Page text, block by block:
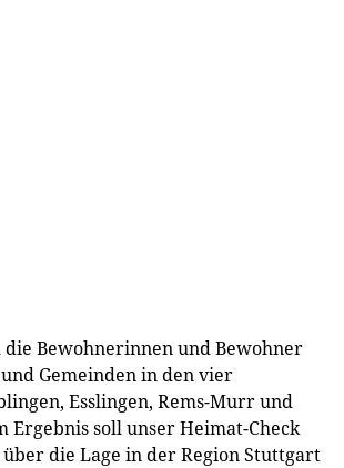
Bewohnerinnen und Bewohner
Gemeinden in den vier
Esslingen, Rems-Murr und
Ergebnis soll unser Heimat-Check
die Lage in der Region Stuttgart